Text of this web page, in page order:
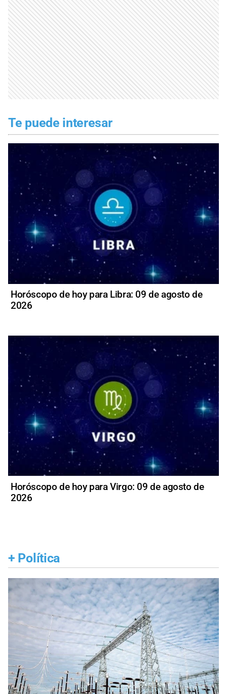
Te puede interesar
Horóscopo de hoy para Libra: 09 de agosto de
2026
Horóscopo de hoy para Virgo: 09 de agosto de
2026
+ Política